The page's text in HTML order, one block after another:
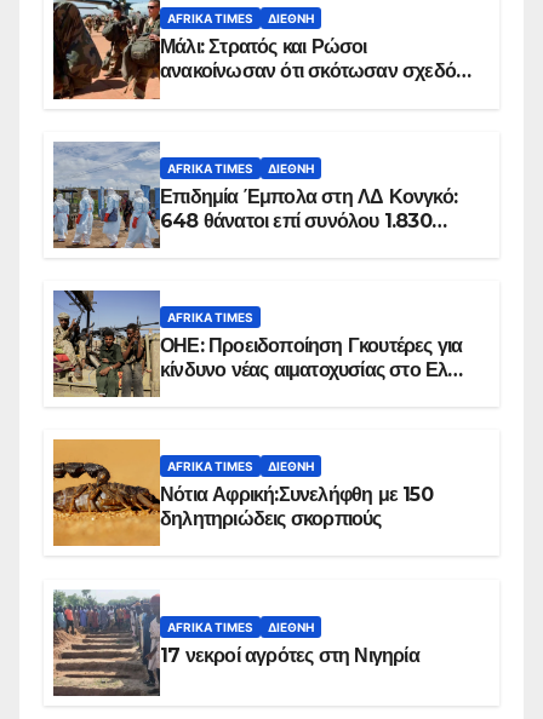
AFRIKA TIMES ΔΙΕΘΝΉ
Μάλι: Στρατός και Ρώσοι
ανακοίνωσαν ότι σκότωσαν σχεδόν
AFRIKA TIMES ΔΙΕΘΝΉ
Επιδημία Έμπολα στη ΛΔ Κονγκό:
648 θάνατοι επί συνόλου 1.830
AFRIKA TIMES
ΟΗΕ: Προειδοποίηση Γκουτέρες για
κίνδυνο νέας αιματοχυσίας στο Ελ
AFRIKA TIMES ΔΙΕΘΝΉ
Νότια Αφρική:Συνελήφθη με 150
δηλητηριώδεις σκορπιούς
AFRIKA TIMES ΔΙΕΘΝΉ
17 νεκροί αγρότες στη Νιγηρία